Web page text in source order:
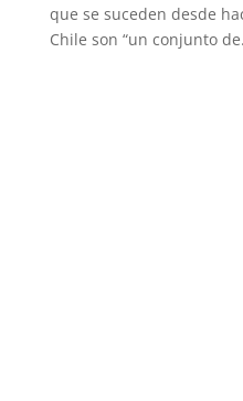
que se suceden desde
Chile son “un conjunto